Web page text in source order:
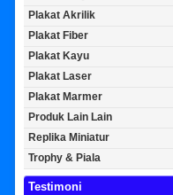
Plakat Akrilik
Plakat Fiber
Plakat Kayu
Plakat Laser
Plakat Marmer
Produk Lain Lain
Replika Miniatur
Trophy & Piala
Testimoni